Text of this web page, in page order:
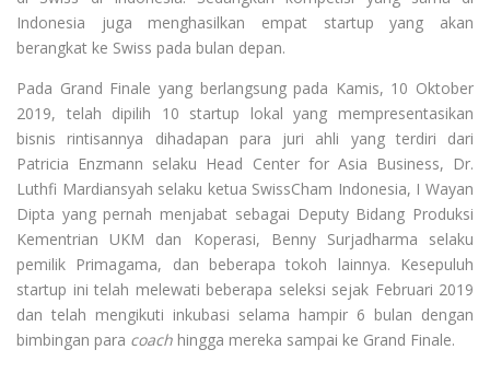
Indonesia juga menghasilkan empat startup yang akan
berangkat ke Swiss pada bulan depan.
Pada Grand Finale yang berlangsung pada Kamis, 10 Oktober
2019, telah dipilih 10 startup lokal yang mempresentasikan
bisnis rintisannya dihadapan para juri ahli yang terdiri dari
Patricia Enzmann selaku Head Center for Asia Business, Dr.
Luthfi Mardiansyah selaku ketua SwissCham Indonesia, I Wayan
Dipta yang pernah menjabat sebagai Deputy Bidang Produksi
Kementrian UKM dan Koperasi, Benny Surjadharma selaku
pemilik Primagama, dan beberapa tokoh lainnya. Kesepuluh
startup ini telah melewati beberapa seleksi sejak Februari 2019
dan telah mengikuti inkubasi selama hampir 6 bulan dengan
bimbingan para coach hingga mereka sampai ke Grand Finale.